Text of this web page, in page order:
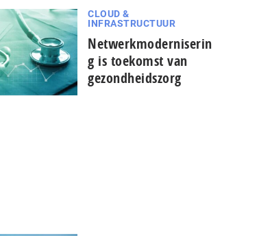
CLOUD &
INFRASTRUCTUUR
Netwerkmoderniserin
g is toekomst van
gezondheidszorg